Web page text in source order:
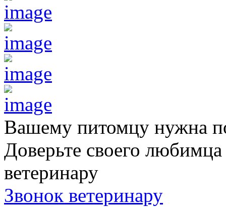
Вашему питомцу нужна
Доверьте своего
ветеринару
Звонок ветеринару